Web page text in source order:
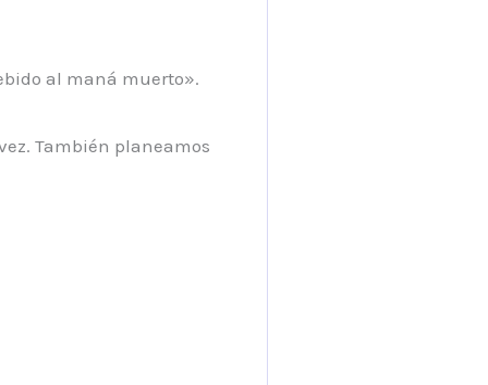
al maná muerto».
También planeamos